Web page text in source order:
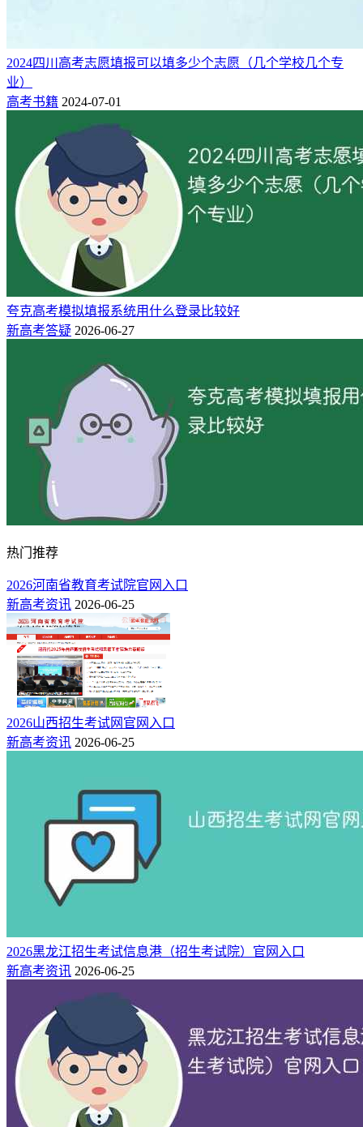
2024四川高考志愿填报可以填多少个志愿（几个学校几个专
业）
高考书籍 2024-07-01
夸克高考模拟填报系统用什么登录比较好
新高考答疑 2026-06-27
热门推荐
2026河南省教育考试院官网入口
新高考资讯 2026-06-25
2026山西招生考试网官网入口
新高考资讯 2026-06-25
2026黑龙江招生考试信息港（招生考试院）官网入口
新高考资讯 2026-06-25